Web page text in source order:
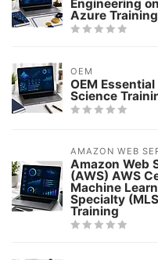
Engineering
Azure Training
OEM
OEM
Science
AMAZON WEB
Amazon Web
(AWS) AWS
Machine
Specialty
Training